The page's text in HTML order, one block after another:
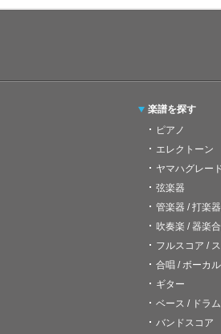
楽譜を探す
ピアノ
エレクトーン
ヤマハグレー
弦楽器
管楽器 / 打楽器
吹奏楽 / 器楽
フルスコア /
合唱 / ボーカル
ギター
ベース / ドラ
バンドスコア